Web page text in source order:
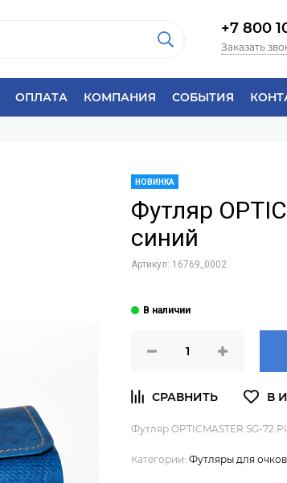
+7 800
Заказать
ОПЛАТА КОМПАНИЯ СОБЫТИЯ
НОВИНКА
Футляр
синий
Артикул: 16769_0002
Футляр OPTICMASTER SG-72
Категории: Футляры для очков